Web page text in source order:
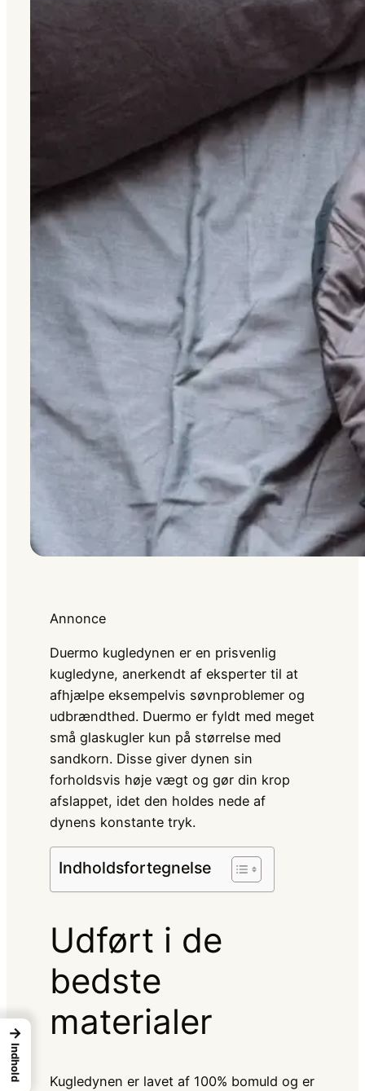
Annonce
Duermo kugledynen er en prisvenlig
kugledyne, anerkendt af eksperter til at
afhjælpe eksempelvis søvnproblemer og
udbrændthed. Duermo er fyldt med meget
små glaskugler kun på størrelse med
sandkorn. Disse giver dynen sin
forholdsvis høje vægt og gør din krop
afslappet, idet den holdes nede af
dynens konstante tryk.
Indholdsfortegnelse
Udført i de
bedste
materialer
Kugledynen er lavet af 100% bomuld og er
→
Indhold